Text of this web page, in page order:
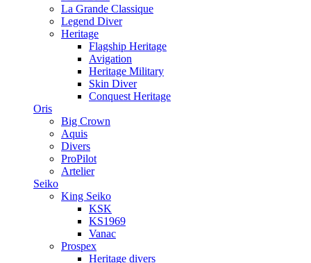
La Grande Classique
Legend Diver
Heritage
Flagship Heritage
Avigation
Heritage Military
Skin Diver
Conquest Heritage
Oris
Big Crown
Aquis
Divers
ProPilot
Artelier
Seiko
King Seiko
KSK
KS1969
Vanac
Prospex
Heritage divers